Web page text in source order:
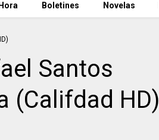
Boletines Novelas
Santos
(Califdad HD)